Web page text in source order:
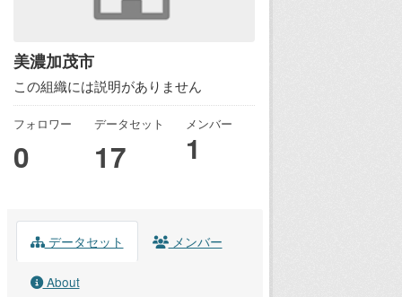
美濃加茂市
この組織には説明がありません
フォロワー
0
データセット
17
メンバー
1
データセット メンバー
About